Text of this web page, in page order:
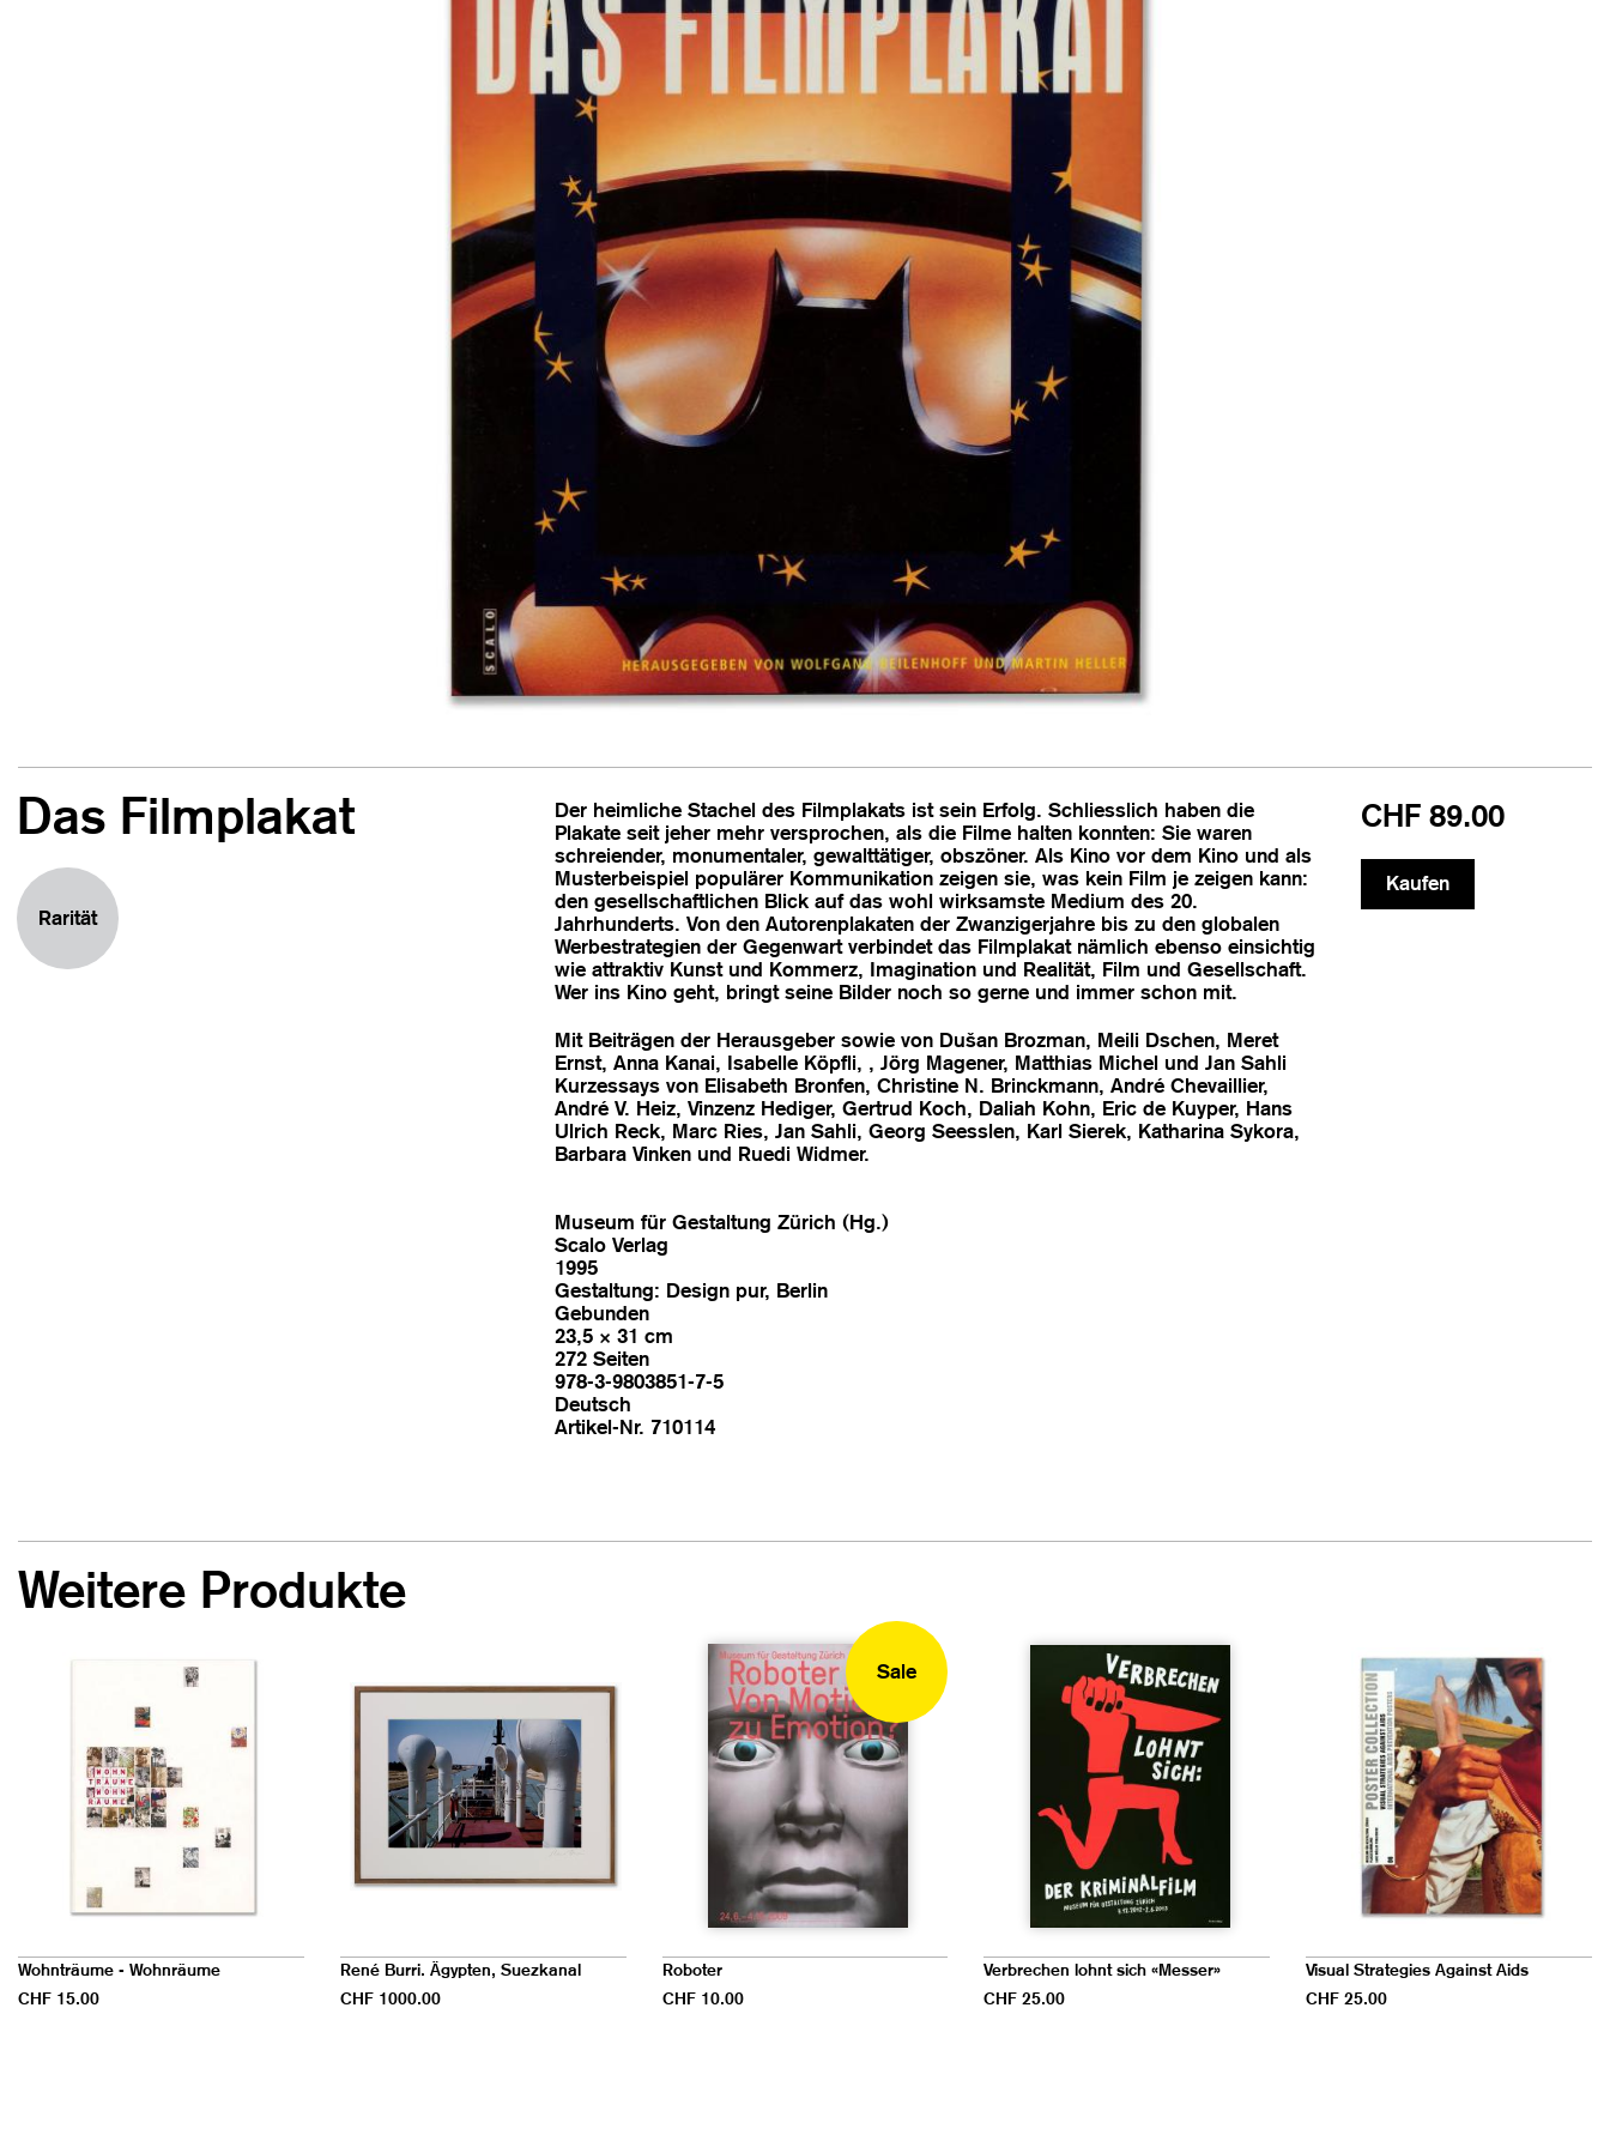
Das Filmplakat
Rarität
Der heimliche Stachel des Filmplakats ist sein Erfolg. Schliesslich haben die
Plakate seit jeher mehr versprochen, als die Filme halten konnten: Sie waren
schreiender, monumentaler, gewalttätiger, obszöner. Als Kino vor dem Kino und als
Musterbeispiel populärer Kommunikation zeigen sie, was kein Film je zeigen kann:
den gesellschaftlichen Blick auf das wohl wirksamste Medium des 20.
Jahrhunderts. Von den Autorenplakaten der Zwanzigerjahre bis zu den globalen
Werbestrategien der Gegenwart verbindet das Filmplakat nämlich ebenso einsichtig
wie attraktiv Kunst und Kommerz, Imagination und Realität, Film und Gesellschaft.
Wer ins Kino geht, bringt seine Bilder noch so gerne und immer schon mit.
Mit Beiträgen der Herausgeber sowie von Dušan Brozman, Meili Dschen, Meret
Ernst, Anna Kanai, Isabelle Köpfli, , Jörg Magener, Matthias Michel und Jan Sahli
Kurzessays von Elisabeth Bronfen, Christine N. Brinckmann, André Chevaillier,
André V. Heiz, Vinzenz Hediger, Gertrud Koch, Daliah Kohn, Eric de Kuyper, Hans
Ulrich Reck, Marc Ries, Jan Sahli, Georg Seesslen, Karl Sierek, Katharina Sykora,
Barbara Vinken und Ruedi Widmer.
Museum für Gestaltung Zürich (Hg.)
Scalo Verlag
1995
Gestaltung: Design pur, Berlin
Gebunden
23,5 × 31 cm
272 Seiten
978-3-9803851-7-5
Deutsch
Artikel-Nr. 710114
CHF 89.00
Weitere Produkte
Wohnträume - Wohnräume
CHF 15.00
René Burri. Ägypten, Suezkanal
CHF 1000.00
Sale
Roboter
CHF 10.00
Verbrechen lohnt sich «Messer»
CHF 25.00
Visual Strategies Against Aids
CHF 25.00